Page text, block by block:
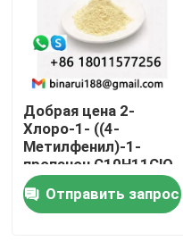
Домой
Продукты
Добрая цена 2-
Хлоро-1- ((4-
Метилфенил)-1-
пропанон C10H11ClO
b-Хлоро-4-
метилпропиофенон
Cas 69673-92-3
Отправить запрос